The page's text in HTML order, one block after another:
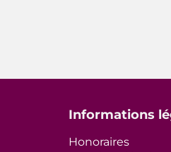
Informations
Honoraires